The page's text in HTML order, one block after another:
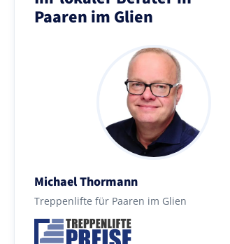
Paaren im Glien
Michael Thormann
Treppenlifte für Paaren im Glien